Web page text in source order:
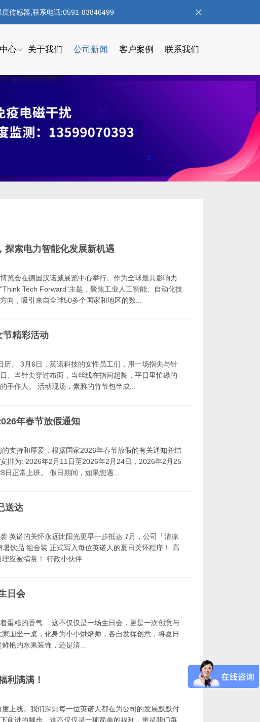
传感器,联系电话:0591-83846499
心 关于我们 公司新闻 客户案例 联系我们
探索电力智能化发展新机遇
览会在德国汉诺威展览中心举行。作为全球最具影响力
Tech Forward”主题，聚焦工业人工智能、自动化技
向，吸引来自全球50多个国家和地区的数...
节精彩活动
历。 3月6日，英诺科技的女性员工们，用一场指尖与针
。当针尖穿过布面，当丝线在指间起舞，平日里忙碌的
手作人。 活动现场，素雅的竹节包半成...
年春节放假通知
支持和厚爱，根据国家2026年春节放假的有关通知并结
排为: 2026年2月11日至2026年2月24日，2026年2月25
正常上班。 假日期间，如果您遇...
送达
英诺的关怀永远比阳光更早一步抵达 7月，公司「清凉
饮品 组合装 正式写入每位英诺人的夏日关怀程序！ 高
应被犒赏！ 行政小伙伴...
日会
蛋糕的香气… 这不仅仅是一场生日会，更是一次创意与
围坐一桌，化身为小小烘焙师，各自发挥创意，将夏日
艳的水果装饰，还是清...
利满满！
上线。我们深知每一位英诺人都在为公司的发展默默付
前进的脚步。这不仅仅是一项简单的福利，更是我们每